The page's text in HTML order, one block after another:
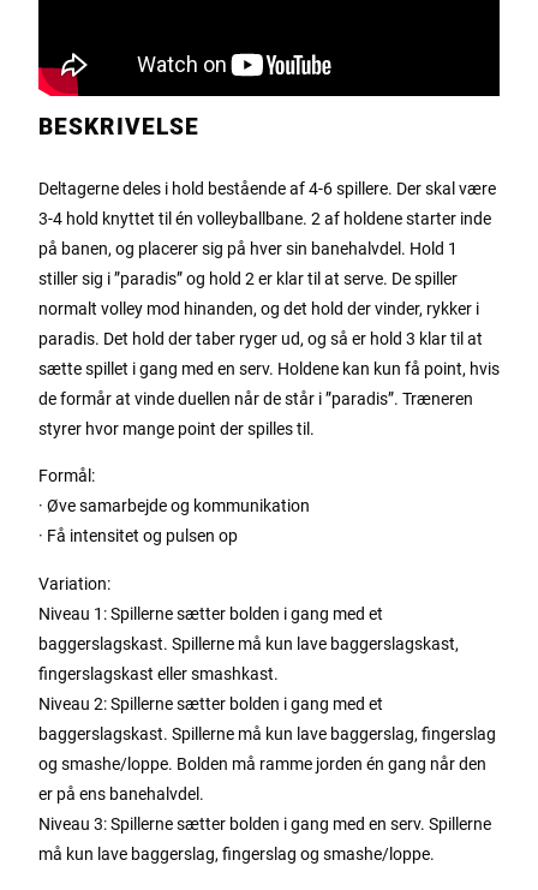
BESKRIVELSE
Deltagerne deles i hold bestående af 4-6 spillere. Der skal være
3-4 hold knyttet til én volleyballbane. 2 af holdene starter inde
på banen, og placerer sig på hver sin banehalvdel. Hold 1
stiller sig i ”paradis” og hold 2 er klar til at serve. De spiller
normalt volley mod hinanden, og det hold der vinder, rykker i
paradis. Det hold der taber ryger ud, og så er hold 3 klar til at
sætte spillet i gang med en serv. Holdene kan kun få point, hvis
de formår at vinde duellen når de står i ”paradis”. Træneren
styrer hvor mange point der spilles til.
Formål:
· Øve samarbejde og kommunikation
· Få intensitet og pulsen op
Variation:
Niveau 1: Spillerne sætter bolden i gang med et
baggerslagskast. Spillerne må kun lave baggerslagskast,
fingerslagskast eller smashkast.
Niveau 2: Spillerne sætter bolden i gang med et
baggerslagskast. Spillerne må kun lave baggerslag, fingerslag
og smashe/loppe. Bolden må ramme jorden én gang når den
er på ens banehalvdel.
Niveau 3: Spillerne sætter bolden i gang med en serv. Spillerne
må kun lave baggerslag, fingerslag og smashe/loppe.